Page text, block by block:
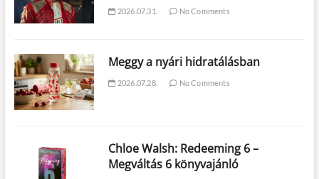
2026.07.31. No Comments
Meggy a nyári hidratálásban
2026.07.28. No Comments
Chloe Walsh: Redeeming 6 –
Megváltás 6 könyvajánló